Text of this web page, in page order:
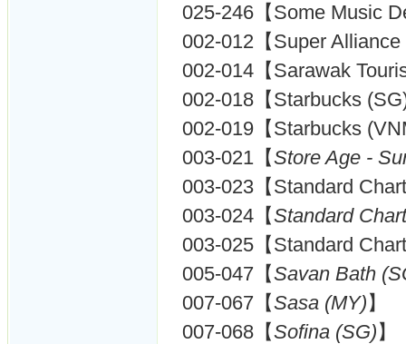
025-246【Some Music
002-012【Super
002-014【Sarawak
002-018【Starbucks
002-019【Starbucks
003-021【Store Age -
003-023【Standard
003-024【Standard
003-025【Standard
005-047【Savan Bath
007-067【Sasa (MY)】
007-068【Sofina (SG)】